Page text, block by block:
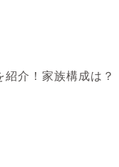
紹介！家族構成は？